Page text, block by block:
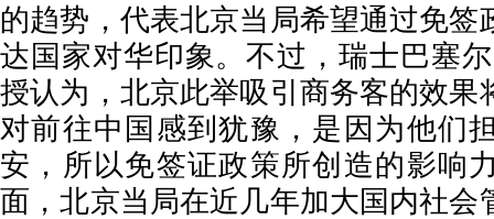
的趋势，代表北京当局希望通过免签
达国家对华印象。不过，瑞士巴塞
授认为，北京此举吸引商务客的效果
对前往中国感到犹豫，是因为他们
安，所以免签证政策所创造的影响
面，北京当局在近几年加大国内社会